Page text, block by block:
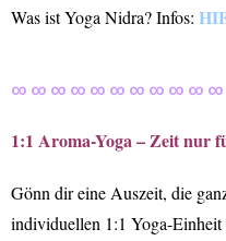
Was ist Yoga Nidra? Infos:
∞ ∞ ∞ ∞ ∞ ∞ ∞ ∞ ∞ ∞
1:1 Aroma-Yoga – Zeit nur
Gönn dir eine Auszeit, die
individuellen 1:1 Yoga-